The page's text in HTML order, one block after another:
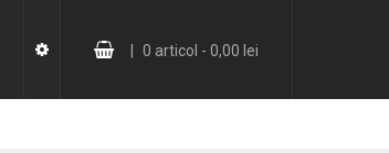
0 articol - 0,00 lei